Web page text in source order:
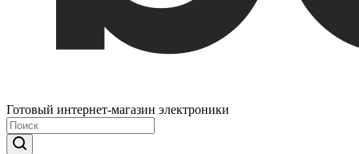
Готовый интернет-магазин электроники